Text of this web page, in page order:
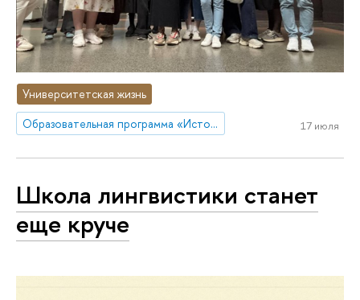
Университетская жизнь
Образовательная программа «История искусств»
17 июля
Школа лингвистики станет
еще круче